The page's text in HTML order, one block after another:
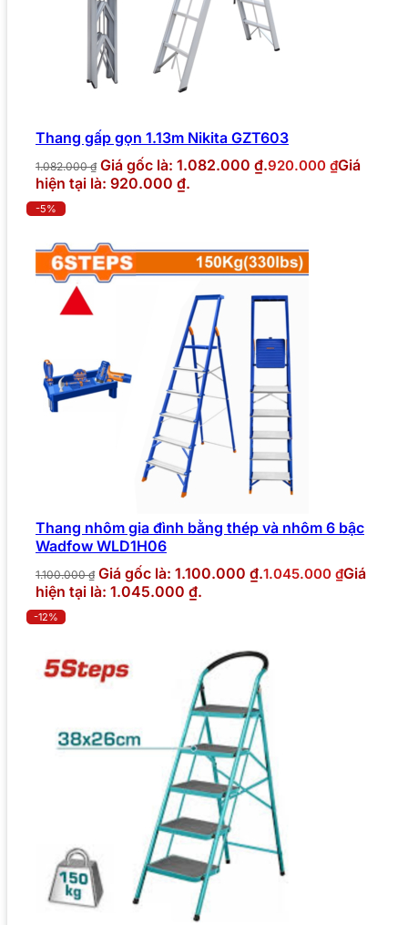
Thang gấp gọn 1.13m Nikita GZT603
1.082.000₫ Giá gốc là: 1.082.000 ₫.920.000 ₫Giá
hiện tại là: 920.000 ₫.
-5%
Thang nhôm gia đình bằng thép và nhôm 6 bậc
Wadfow WLD1H06
1.100.000₫ Giá gốc là: 1.100.000 ₫.1.045.000 ₫Giá
hiện tại là: 1.045.000 ₫.
-12%